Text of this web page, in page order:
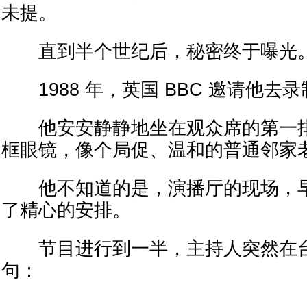
未提。
直到半个世纪后，秘密终于曝光
1988 年，英国 BBC 邀请他去录
他安安静静地坐在观众席的第一
框眼镜，像个局促、温和的普通邻家
他不知道的是，演播厅的现场，
了精心的安排。
节目进行到一半，主持人突然在
句：